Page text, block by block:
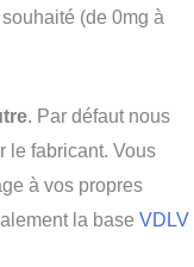
souhaité (de 0mg à
. Par défaut nous
le fabricant. Vous
à vos propres
la base VDLV